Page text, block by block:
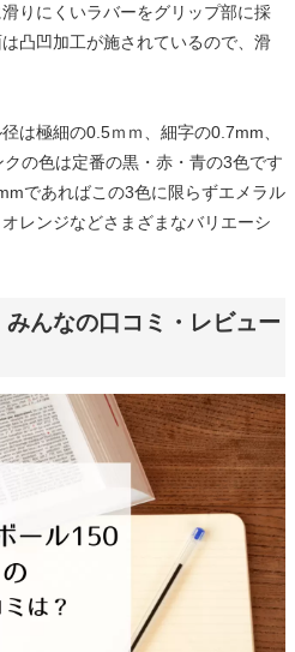
りにくいラバーをグリップ部に採
凸凹加工が施されているので、滑
は極細の0.5ｍｍ、細字の0.7mm、
の色は定番の黒・赤・青の3色です
であればこの3色に限らずエメラル
レンジなどさまざまなバリエーシ
みんなの口コミ・レビュー